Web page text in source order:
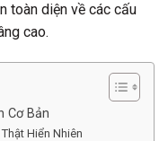
toàn diện về các cấu
cao.
Cơ Bản
Hiển Nhiên